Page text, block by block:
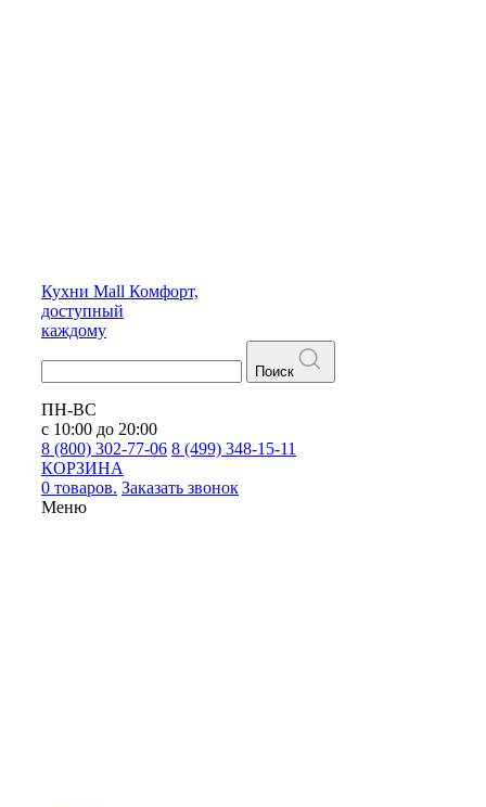
Кухни Mall Комфорт,
доступный
каждому
Поиск
ПН-ВС
с 10:00 до 20:00
8 (800) 302-77-06 8 (499) 348-15-11
КОРЗИНА
0 товаров. Заказать звонок
Меню